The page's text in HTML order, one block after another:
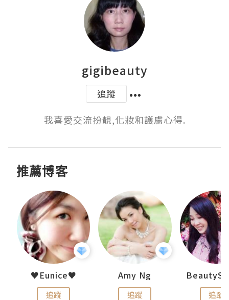
gigibeauty
追蹤
我喜愛交流扮靚,化妝和護膚心得.
推薦博客
♥Eunice♥
追蹤
Amy Ng
追蹤 追蹤